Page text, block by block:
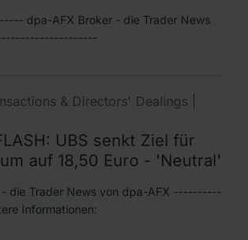
dpa-AFX Broker - die Trader News
& Directors' Dealings |
UBS senkt Ziel für
auf 18,50 Euro - 'Neutral'
- die Trader News von dpa-AFX ----------
Informationen: